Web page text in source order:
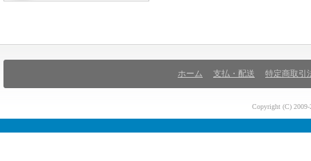
ホーム 支払・配送 特定商取引
Copyright (C)